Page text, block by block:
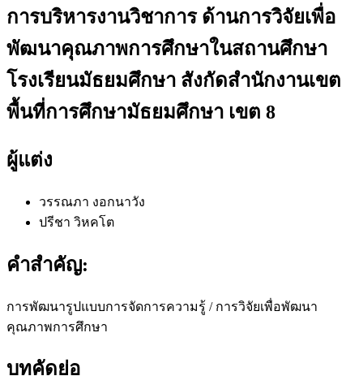
การบริหารงานวิชาการ ด้านการวิจัยเพื่อ
พัฒนาคุณภาพการศึกษาในสถานศึกษา
โรงเรียนมัธยมศึกษา สังกัดสำนักงานเขต
พื้นที่การศึกษามัธยมศึกษา เขต 8
ผู้แต่ง
วรรณภา งอกนาวัง
ปรีชา วิหคโต
คำสำคัญ:
การพัฒนารูปแบบการจัดการความรู้ / การวิจัยเพื่อพัฒนา
คุณภาพการศึกษา
บทคัดย่อ